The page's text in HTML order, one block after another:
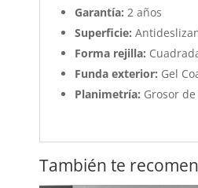
Garantía: 2 años
Superficie:
Forma rejilla:
Funda exterior: Gel
Planimetría: Grosor
También te